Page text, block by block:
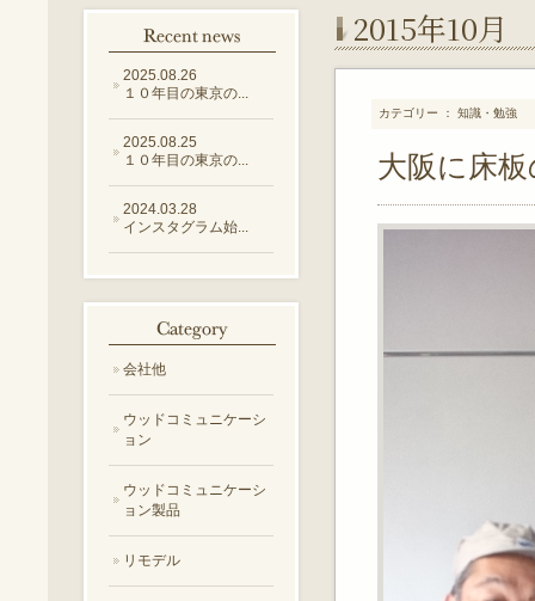
2025.08.26
１０年目の東京の...
2025.08.25
１０年目の東京の...
2024.03.28
インスタグラム始...
会社他
ウッドコミュニケーシ
ョン
ウッドコミュニケーシ
ョン製品
リモデル
2015年10月
カテゴリー ： 知識・勉強
大阪に床